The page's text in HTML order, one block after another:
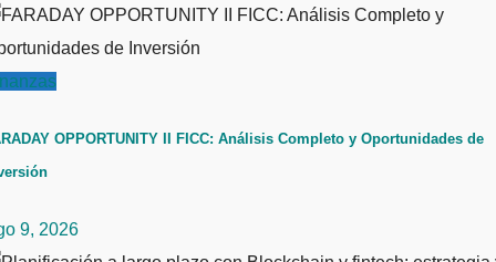
OPPORTUNITY II FICC: Análisis Completo y Oportunidades de
9, 2026